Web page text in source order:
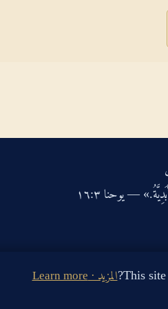
— يوحنا ‏٣‏:‏١٦‏
المزيد · Learn more